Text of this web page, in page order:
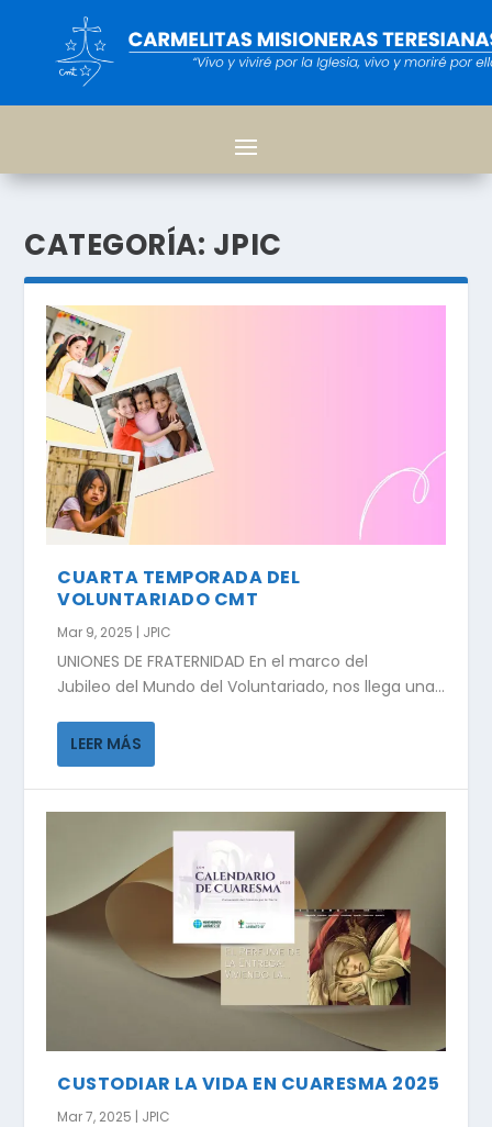
CATEGORÍA: JPIC
CUARTA TEMPORADA DEL
VOLUNTARIADO CMT
Mar 9, 2025 | JPIC
UNIONES DE FRATERNIDAD En el marco del
Jubileo del Mundo del Voluntariado, nos llega una...
LEER MÁS
CUSTODIAR LA VIDA EN CUARESMA 2025
Mar 7, 2025 | JPIC